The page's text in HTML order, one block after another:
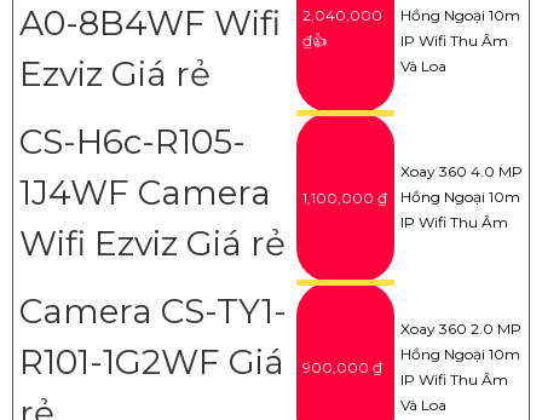
A0-8B4WF Wifi
Ezviz Giá rẻ
2,040,000
₫👍
Hồng Ngoại 10m
IP Wifi Thu Âm
Và Loa
CS-H6c-R105-
1J4WF Camera
Wifi Ezviz Giá rẻ
1,100,000 ₫
Xoay 360 4.0 MP
Hồng Ngoại 10m
IP Wifi Thu Âm
Camera CS-TY1-
R101-1G2WF Giá
900,000 ₫
Xoay 360 2.0 MP
Hồng Ngoại 10m
IP Wifi Thu Âm
Và Loa